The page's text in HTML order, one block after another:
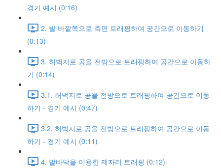
경기 예시 (0:16)
2. 발 바깥쪽으로 측면 트래핑하여 공간으로 이동하기
(0:13)
3. 허벅지로 공을 전방으로 트래핑하여 공간으로 이동하
기 (0:14)
3.1. 허벅지로 공을 전방으로 트래핑하여 공간으로 이동
하기 - 경기 예시 (0:47)
3.2. 허벅지로 공을 전방으로 트래핑하여 공간으로 이동
하기 - 경기 예시 (0:11)
4. 발바닥을 이용한 제자리 트래핑 (0:12)